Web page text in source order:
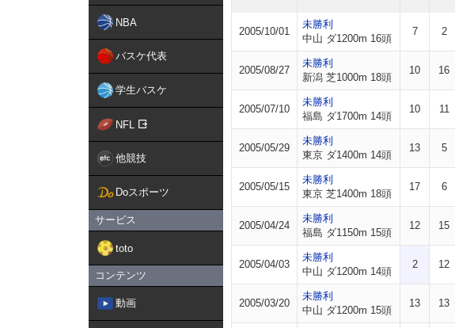
NBA
バスケ代表
学生バスケ
NFL
他競技
Doスポーツ
サービス
toto
コンテンツ
動画
2005/10/01
未勝利
中山 ダ1200m 16頭
7 2
2005/08/27
未勝利
新潟 芝1000m 18頭
10 16
2005/07/10
未勝利
福島 ダ1700m 14頭
10 11
2005/05/29
未勝利
東京 ダ1400m 14頭
13 5
2005/05/15
未勝利
東京 芝1400m 18頭
17 6
2005/04/24
未勝利
福島 ダ1150m 15頭
12 15
2005/04/03
未勝利
中山 ダ1200m 14頭
2 12
2005/03/20
未勝利
中山 ダ1200m 15頭
13 13